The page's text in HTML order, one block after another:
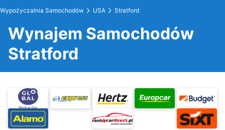
Wypożyczalnia Samochodów USA Stratford
Wynajem Samochodów
Stratford